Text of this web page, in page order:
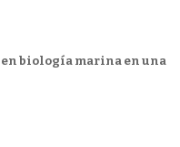
biología marina en una